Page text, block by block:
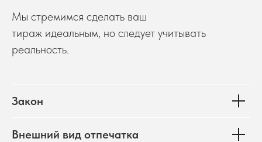
Мы стремимся сделать ваш
тираж идеальным, но следует учитывать
реальность.
Закон
Внешний вид отпечатка